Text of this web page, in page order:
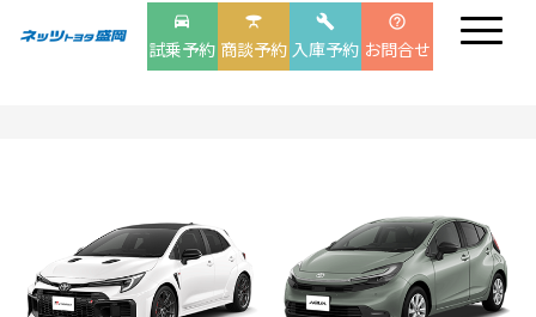
drive_eta
試乗予約
table_bar
商談予約
build
入庫予約
help_outline
お問合せ